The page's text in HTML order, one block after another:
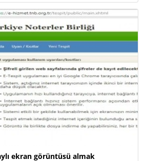
ekran görüntüsü almak